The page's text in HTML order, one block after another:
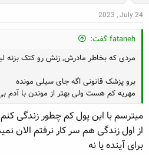
n
:
2023 , July 24
fataneh گفت:
مردی که بخاطر مادرش, زنش رو کتک بزنه
برو پزشک قانونی اگه جای سیلی مونده
مهریه کم هست ولی بهتر از موندن با
میترسم با این پول کم چطور زندگی کنم
از اول زندگی هم سر کار نرفتم الان
برای آینده یا نه